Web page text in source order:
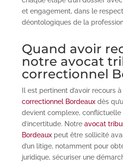
et engagement, dans le
déontologiques de la
Quand avoir
notre avocat
correctionnel
Il est pertinent d’avoir recours
correctionnel Bordeauxdès
devient complexe, conflictuelle
d’incertitude. Notre avocat
Bordeauxpeut être sollicité
d’un litige, notamment pour
juridique, sécuriser une